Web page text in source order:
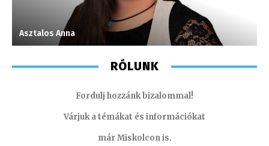
Asztalos Anna
RÓLUNK
Fordulj hozzánk bizalommal!
Várjuk a témákat és információkat
már Miskolcon is.